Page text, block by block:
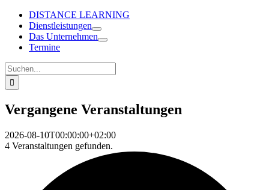
DISTANCE LEARNING
Dienstleistungen
Das Unternehmen
Termine
Suche
nach:
Vergangene Veranstaltungen
2026-08-10T00:00:00+02:00
4 Veranstaltungen gefunden.